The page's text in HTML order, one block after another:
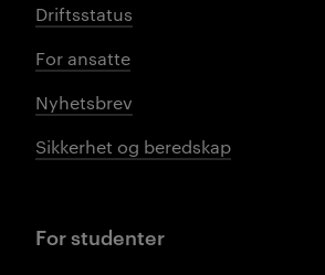
Driftsstatus
For ansatte
Nyhetsbrev
Sikkerhet og beredskap
For studenter